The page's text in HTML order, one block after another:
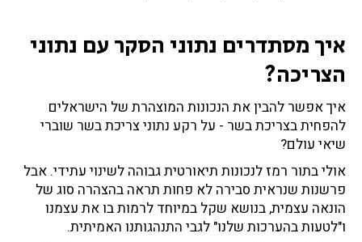
איך מסתדרים נתוני הסקר עם נתוני
הצריכה?
איך אפשר להבין את הנכונות המוצהרת של הישראלים
להפחית בצריכת בשר - על רקע נתוני צריכת בשר שוברי
שיאי עולם?
אולי בתור רמז לנכונות תיאורטית גבוהה לשינוי עתידי. אבל
פרשנות שנראית סבירה לא פחות תראה בהצהרה סוג של
הונאה עצמית, בנושא שקל במיוחד לרמות בו את עצמנו
ו"לטעות בהערכות שלנו" לגבי התנהגותנו האמיתית.